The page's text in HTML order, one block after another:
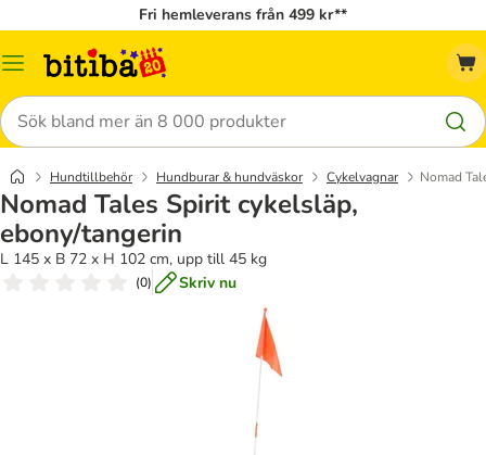
Fri hemleverans från 499 kr**
Meny
Sök
Hundtillbehör Hundburar & hundväskor Cykelvagnar Nomad
Nomad Tales Spirit cykelsläp,
ebony/tangerin
L 145 x B 72 x H 102 cm, upp till 45 kg
(0) Skriv nu